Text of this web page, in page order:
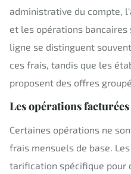
administrative du compte,
et les opérations bancaires
ligne se distinguent
ces frais, tandis que les
proposent des offres
Les opérations
Certaines opérations ne
frais mensuels de base.
tarification spécifique pour